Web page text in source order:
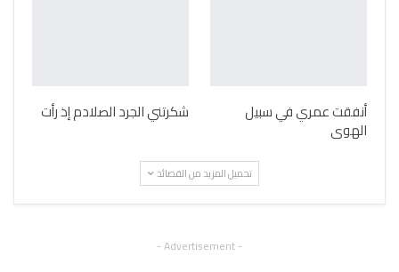
أنفقت عمري في سبيل
الهوى
شكرتني الجرد الصلادم إذ رأت
تحميل المزيد من القصائد
- Advertisement -